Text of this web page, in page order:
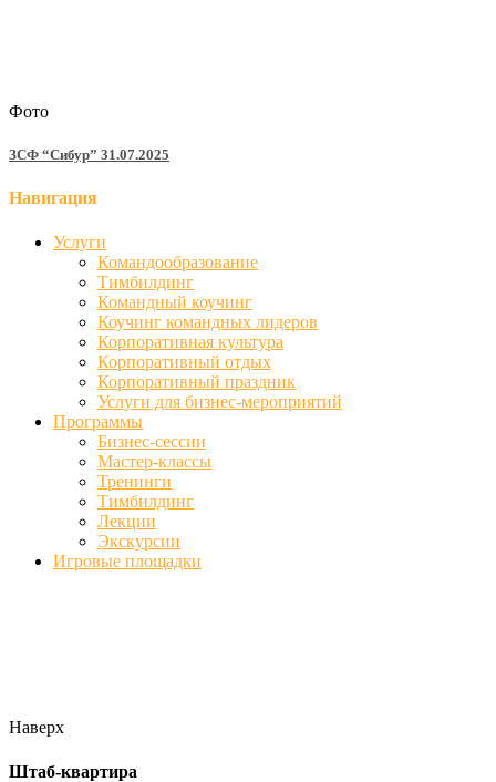
Фото
ЗСФ “Сибур” 31.07.2025
Навигация
Услуги
Командообразование
Тимбилдинг
Командный коучинг
Коучинг командных лидеров
Корпоративная культура
Корпоративный отдых
Корпоративный праздник
Услуги для бизнес-мероприятий
Программы
Бизнес-сессии
Мастер-классы
Тренинги
Тимбилдинг
Лекции
Экскурсии
Игровые площадки
Наверх
Штаб-квартира